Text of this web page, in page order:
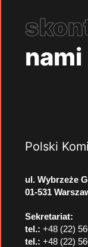
nami
Polski
ul. Wybrzeże
01-531
Sekretariat:
tel.: +48 (22)
tel.: +48 (22)